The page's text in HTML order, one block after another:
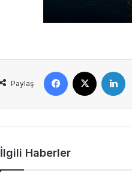
Paylaş
Facebook
İlgili Haberler